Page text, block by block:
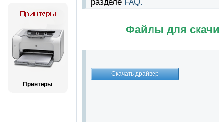
Принтеры
разделе FAQ.
Файлы для